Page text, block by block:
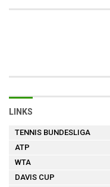
LINKS
TENNIS BUNDESLIGA
ATP
WTA
DAVIS CUP